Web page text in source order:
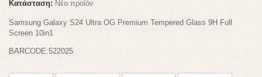
Κατάσταση: Νέο προϊόν
Samsung Galaxy S24 Ultra OG Premium Tempered Glass 9H Full
Screen 10in1
BARCODE:522025